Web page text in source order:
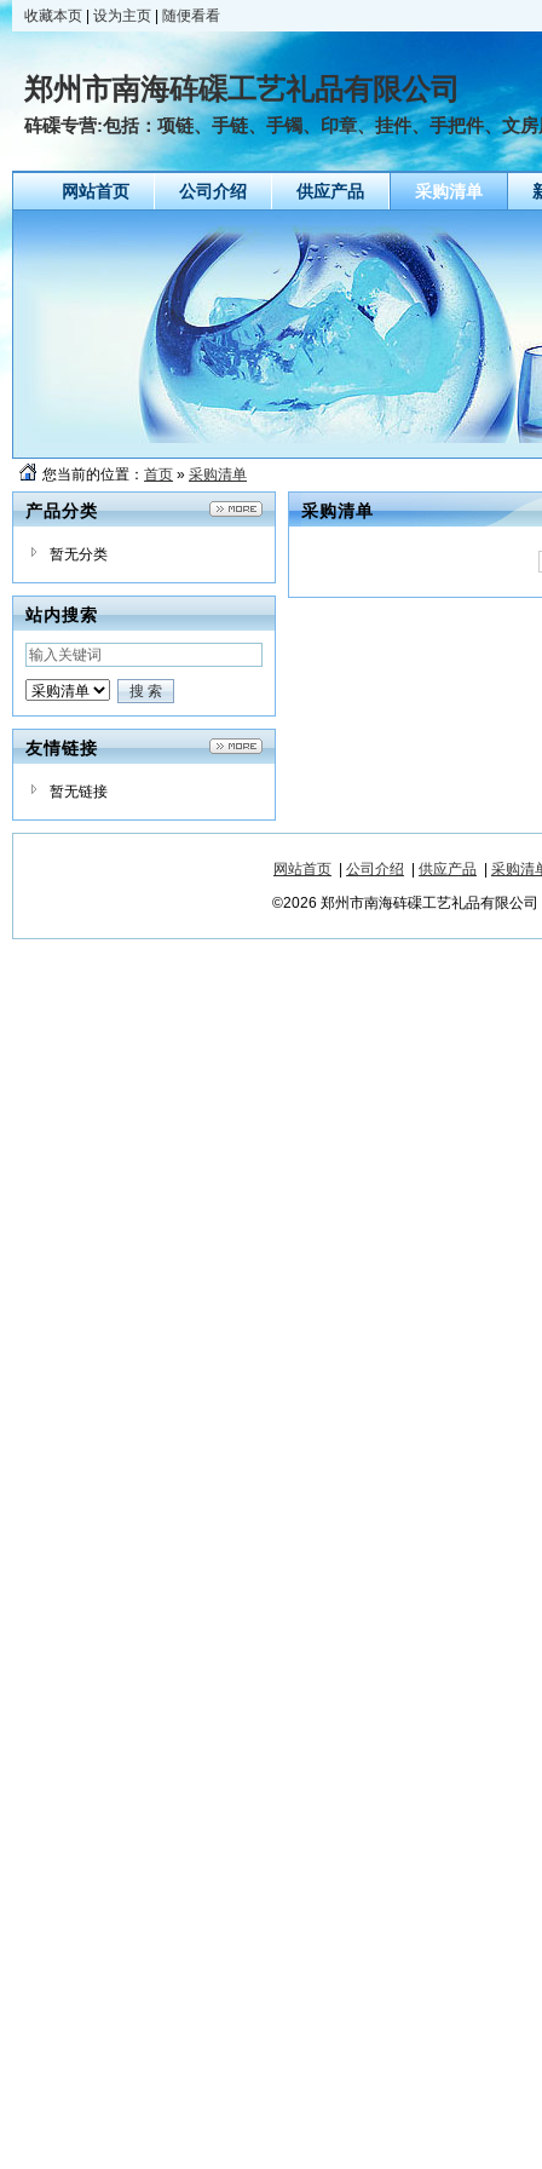
收藏本页 设为主页 随便看看
郑州市南海砗磲工艺礼品有限公司
砗磲专营:包括：项链、手链、手镯、印章、挂件、手把件、文
网站首页 公司介绍 供应产品 采购清单
您当前的位置： 首页 » 采购清单
产品分类
暂无分类
站内搜索
友情链接
暂无链接
采购清单
网站首页 公司介绍 供应产品
采购清
©2026 郑州市南海砗磲工艺礼品有限公